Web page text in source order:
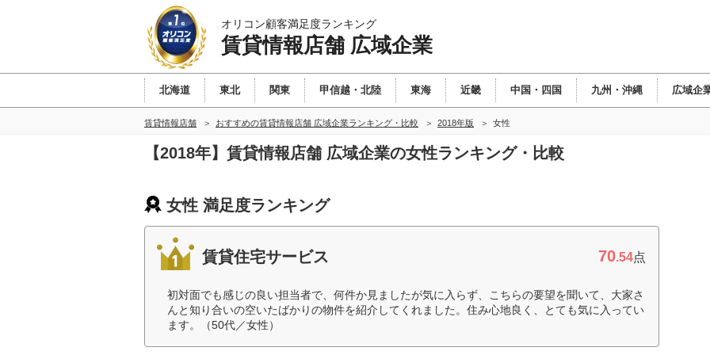
オリコン顧客満足度ランキング
賃貸情報店舗 広域企業
北海道 東北 関東 甲信越・北陸 東海 近畿 中国・四国 九州・沖縄 広域企
賃貸情報店舗 おすすめの賃貸情報店舗 広域企業ランキング・比較 2018年版 女性
【2018年】賃貸情報店舗 広域企業の女性ランキング・比較
女性 満足度ランキング
賃貸住宅サービス 70.54点
初対面でも感じの良い担当者で、何件か見ましたが気に入らず、こちらの要望を聞いて、大家さ
んと知り合いの空いたばかりの物件を紹介してくれました。住み心地良く、とても気に入ってい
ます。（50代／女性）